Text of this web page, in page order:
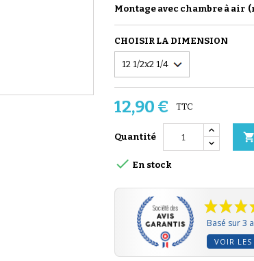
Montage avec chambre à air
CHOISIR LA DIMENSION
12,90 € TTC
Quantité 
 En stock
Basé sur 3
VOIR LES